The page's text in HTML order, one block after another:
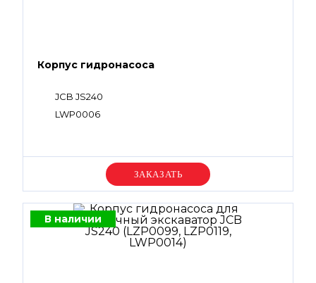
Корпус гидронасоса
JCB JS240
LWP0006
Уточняйте цену
В наличии